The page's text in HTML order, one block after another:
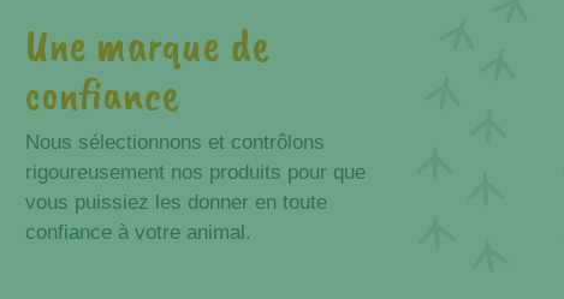
Une marque de
confiance
Nous sélectionnons et contrôlons
rigoureusement nos produits pour que
vous puissiez les donner en toute
confiance à votre animal.